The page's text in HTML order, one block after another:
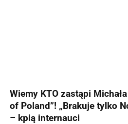
Wiemy KTO zastąpi
of Poland”! „Brakuje tylko
– kpią internauci